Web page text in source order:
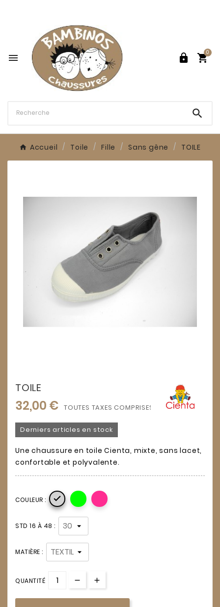
  
0

Accueil Toile Fille Sans gêne TOILE
TOILE
32,00 € TOUTES TAXES COMPRISES
Derniers articles en stock
Une chaussure en toile Cienta, mixte, sans lacet,
confortable et polyvalente.
COULEUR : 
STD 16 À 48 :
MATIÈRE :
QUANTITÉ